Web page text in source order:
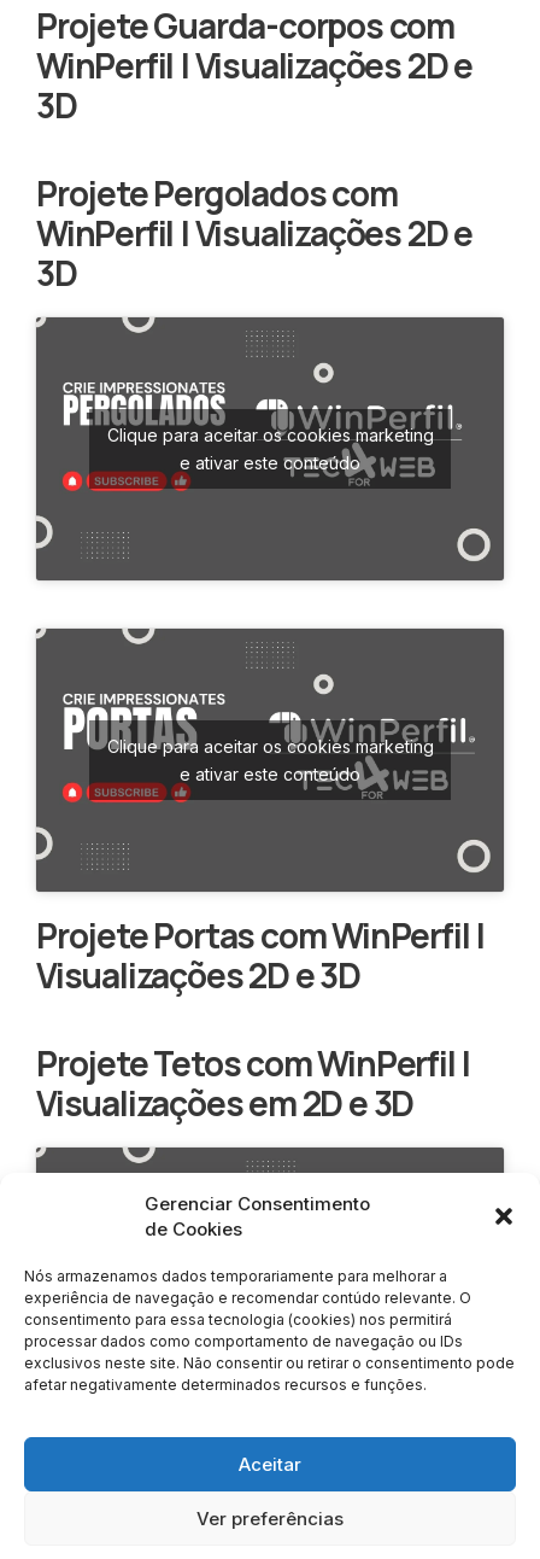
Gerenciar Consentimento
de Cookies
Nós armazenamos dados temporariamente para melhorar a
experiência de navegação e recomendar contúdo relevante. O
consentimento para essa tecnologia (cookies) nos permitirá
processar dados como comportamento de navegação ou IDs
exclusivos neste site. Não consentir ou retirar o consentimento pode
afetar negativamente determinados recursos e funções.
Aceitar
Ver preferências
Projete Guarda-corpos com
WinPerfil | Visualizações 2D e
3D
Projete Pergolados com
WinPerfil | Visualizações 2D e
3D
Clique para aceitar os cookies marketing
e ativar este conteúdo
Clique para aceitar os cookies marketing
e ativar este conteúdo
Projete Portas com WinPerfil |
Visualizações 2D e 3D
Projete Tetos com WinPerfil |
Visualizações em 2D e 3D
e ativar este conteúdo
Vista Verde Offices​